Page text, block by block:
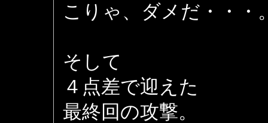
こりゃ、ダメだ・・・
そして
４点差で迎えた
最終回の攻撃。